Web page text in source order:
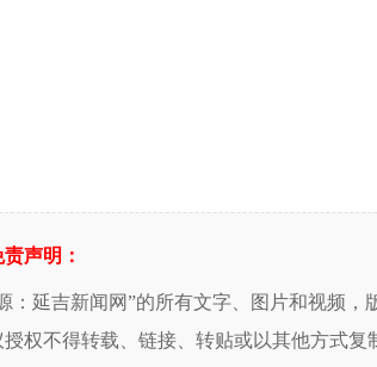
声明：
：延吉新闻网”的所有文字、图片和视频
权不得转载、链接、转贴或以其他方式复